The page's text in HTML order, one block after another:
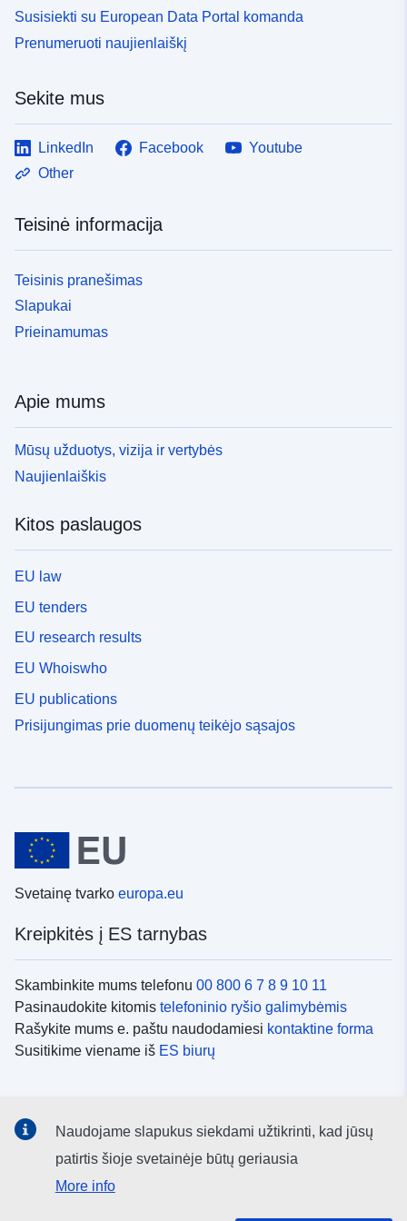
Susisiekti su European Data Portal komanda
Prenumeruoti naujienlaiškį
Sekite mus
LinkedIn Facebook
Youtube
Other
Teisinė informacija
Teisinis pranešimas
Slapukai
Prieinamumas
Apie mums
Mūsų užduotys, vizija ir vertybės
Naujienlaiškis
Kitos paslaugos
EU law
EU tenders
EU research results
EU Whoiswho
EU publications
Prisijungimas prie duomenų teikėjo sąsajos
Svetainę tvarko europa.eu
Kreipkitės į ES tarnybas
Skambinkite mums telefonu 00 800 6 7 8 9 10 11
Pasinaudokite kitomis telefoninio ryšio galimybėmis
Rašykite mums e. paštu naudodamiesi kontaktine forma
Susitikime viename iš ES biurų
socialinių tinklų kanalai
Naudojame slapukus siekdami užtikrinti, kad jūsų
patirtis šioje svetainėje būtų geriausia
More info